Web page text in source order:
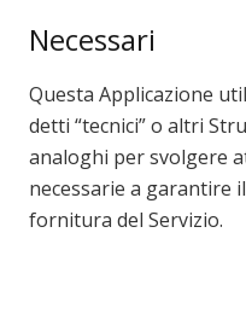
Necessari
Questa Applicazione
detti “tecnici” o altri
analoghi per svolgere
necessarie a garantire
fornitura del Servizio.